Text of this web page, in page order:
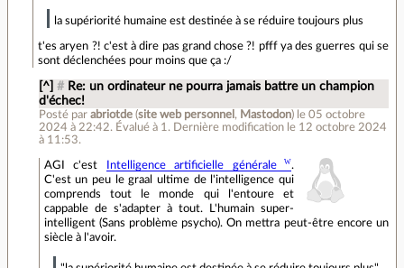
la supériorité humaine est destinée à se réduire toujours plus
t'es aryen ?! c'est à dire pas grand chose ?! pfff ya des guerres qui se
sont déclenchées pour moins que ça :/
[^] # Re: un ordinateur ne pourra jamais battre un champion
d'échec!
Posté par abriotde(site web personnel , Mastodon) le 05 octobre
2024 à 22:42. Évalué à 1 . Dernière modification le 12 octobre 2024
à 11:53.
AGI c'est Intelligence artificielle générale
.
C'est un peu le graal ultime de l'intelligence qui
comprends tout le monde qui l'entoure et
cappable de s'adapter à tout. L'humain super-
intelligent (Sans problème psycho). On mettra peut-être encore un
siècle à l'avoir.